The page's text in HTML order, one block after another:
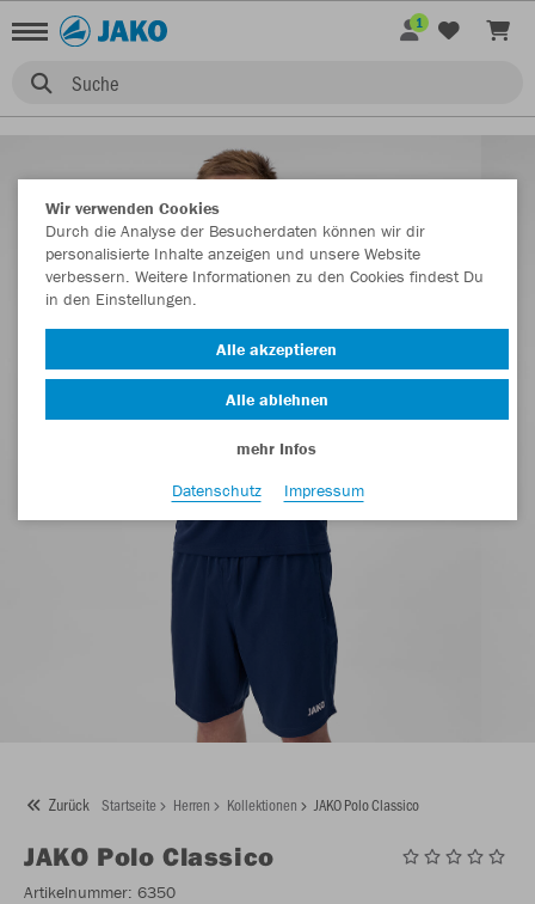
Suche
1
Zurück Startseite Herren Kollektionen JAKO Polo Classico
JAKO Polo Classico
Artikelnummer: 6350
Wir verwenden Cookies
Durch die Analyse der Besucherdaten können wir dir
personalisierte Inhalte anzeigen und unsere Website
verbessern. Weitere Informationen zu den Cookies findest Du
in den Einstellungen.
Alle akzeptieren
Alle ablehnen
mehr Infos
Datenschutz
Impressum